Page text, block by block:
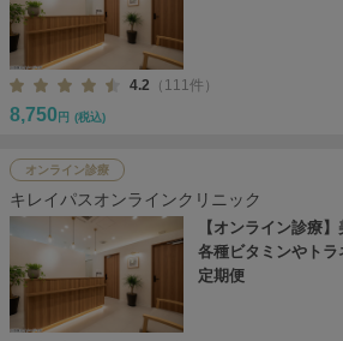
4.2 （111件）
8,750 円 (税込)
オンライン診療
キレイパスオンラインクリニック
【オンライン診療
各種ビタミンやト
定期便